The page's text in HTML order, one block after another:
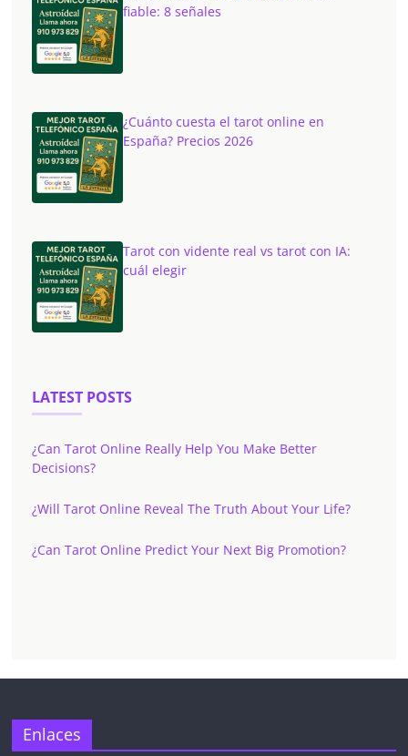
fiable: 8 señales
¿Cuánto cuesta el tarot online en
España? Precios 2026
Tarot con vidente real vs tarot con IA:
cuál elegir
LATEST POSTS
¿Can Tarot Online Really Help You Make Better
Decisions?
¿Will Tarot Online Reveal The Truth About Your Life?
¿Can Tarot Online Predict Your Next Big Promotion?
Enlaces